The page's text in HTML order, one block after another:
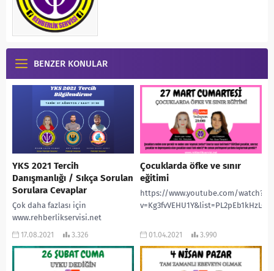
BENZER KONULAR
YKS 2021 Tercih
Danışmanlığı / Sıkça Sorulan
Sorulara Cevaplar
Çok daha fazlası için
www.rehberlikservisi.net
#rehberlikservisi #pdrakademi
#ösym #2021ykstayfa #ales
#2021tayfaçalışıyor #yks2021tayfa
17.08.2021 3.326
Çocuklarda öfke ve sınır
eğitimi
https://www.youtube.com/watch?
01.04.2021 3.990